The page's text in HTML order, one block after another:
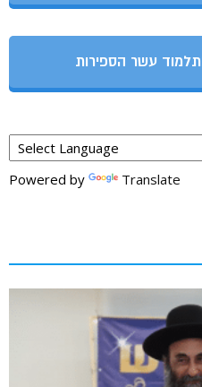
עשר הספירות
Powered by Translate